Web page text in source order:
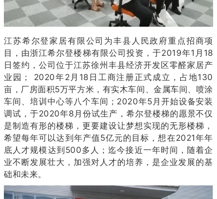
江苏希尔登家居有限公司为丰县人民政府重点招商项
目，由浙江希尔登楼梯有限公司投资，于2019年1月18
日签约，公司位于江苏徐州丰县经济开发区零醛家居产
业园； 2020年2月18日工商注册正式成立，占地130
亩，厂房面积5万平方米，有实木车间、金属车间、喷涂
车间、培训中心等八个车间；2020年5月开始设备安装
调试，于2020年8月份试生产，希尔登楼梯的愿景不仅
是制造有形的楼梯，更要建设让梦想实现的无形楼梯，
希望每年可以达到年产值5亿元的目标，想在2021年年
底人才规模达到500多人；迄今接近一年时间，随着企
业不断发展壮大，加强对人才的培养，是企业发展的基
础和未来。